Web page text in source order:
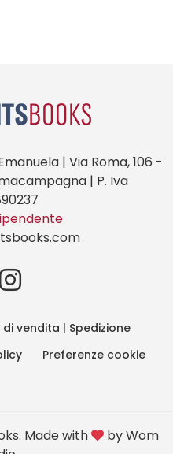
| Via Roma, 106 -
| P. Iva
di vendita | Spedizione
Preferenze cookie
Made with byWom